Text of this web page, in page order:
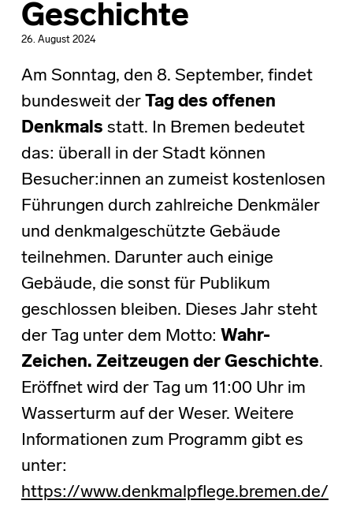
Geschichte
26. August 2024
Am Sonntag, den 8. September, findet
bundesweit der Tag des offenen
Denkmals statt. In Bremen bedeutet
das: überall in der Stadt können
Besucher:innen an zumeist kostenlosen
Führungen durch zahlreiche Denkmäler
und denkmalgeschützte Gebäude
teilnehmen. Darunter auch einige
Gebäude, die sonst für Publikum
geschlossen bleiben. Dieses Jahr steht
der Tag unter dem Motto: Wahr-
Zeichen. Zeitzeugen der Geschichte.
Eröffnet wird der Tag um 11:00 Uhr im
Wasserturm auf der Weser. Weitere
Informationen zum Programm gibt es
unter:
https://www.denkmalpflege.bremen.de/